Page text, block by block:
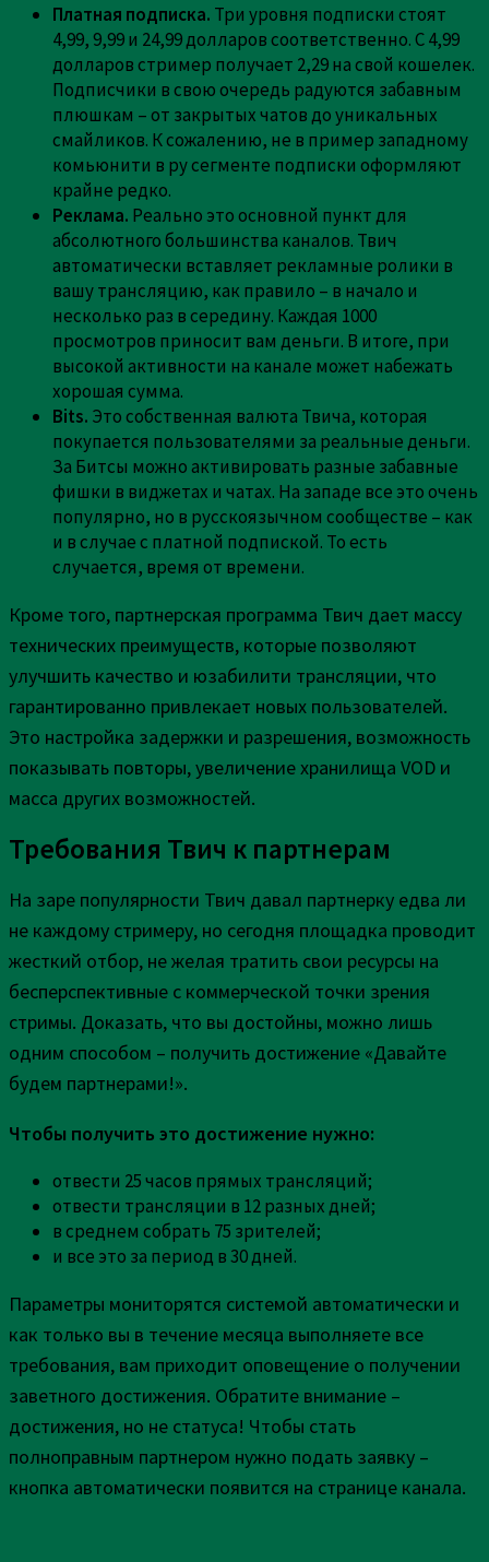
Платная подписка. Три уровня подписки стоят
4,99, 9,99 и 24,99 долларов соответственно. С 4,99
долларов стример получает 2,29 на свой кошелек.
Подписчики в свою очередь радуются забавным
плюшкам – от закрытых чатов до уникальных
смайликов. К сожалению, не в пример западному
комьюнити в ру сегменте подписки оформляют
крайне редко.
Реклама. Реально это основной пункт для
абсолютного большинства каналов. Твич
автоматически вставляет рекламные ролики в
вашу трансляцию, как правило – в начало и
несколько раз в середину. Каждая 1000
просмотров приносит вам деньги. В итоге, при
высокой активности на канале может набежать
хорошая сумма.
Bits. Это собственная валюта Твича, которая
покупается пользователями за реальные деньги.
За Битсы можно активировать разные забавные
фишки в виджетах и чатах. На западе все это очень
популярно, но в русскоязычном сообществе – как
и в случае с платной подпиской. То есть
случается, время от времени.
Кроме того, партнерская программа Твич дает массу
технических преимуществ, которые позволяют
улучшить качество и юзабилити трансляции, что
гарантированно привлекает новых пользователей.
Это настройка задержки и разрешения, возможность
показывать повторы, увеличение хранилища VOD и
масса других возможностей.
Требования Твич к партнерам
На заре популярности Твич давал партнерку едва ли
не каждому стримеру, но сегодня площадка проводит
жесткий отбор, не желая тратить свои ресурсы на
бесперспективные с коммерческой точки зрения
стримы. Доказать, что вы достойны, можно лишь
одним способом – получить достижение «Давайте
будем партнерами!».
Чтобы получить это достижение нужно:
отвести 25 часов прямых трансляций;
отвести трансляции в 12 разных дней;
в среднем собрать 75 зрителей;
и все это за период в 30 дней.
Параметры мониторятся системой автоматически и
как только вы в течение месяца выполняете все
требования, вам приходит оповещение о получении
заветного достижения. Обратите внимание –
достижения, но не статуса! Чтобы стать
полноправным партнером нужно подать заявку –
кнопка автоматически появится на странице канала.